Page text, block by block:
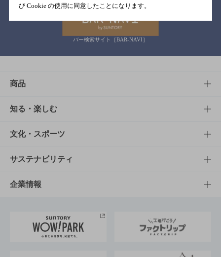
バー検索サイト［BAR-NAVI］
商品
商品TOP
商品一覧
商品発売情報
栄養成分一覧
知る・楽しむ
知る・楽しむTOP
キャンペーン
工場見学
地域情報
文化・スポーツ
文化・スポーツTOP
サントリーホール
サントリーサンバーズ大阪
サステナビリティ
サステナビリティTOP
サントリーが考えるサステナビリティ経営
企業情報
企業概要
び Cookie の使用に同意したことになります。